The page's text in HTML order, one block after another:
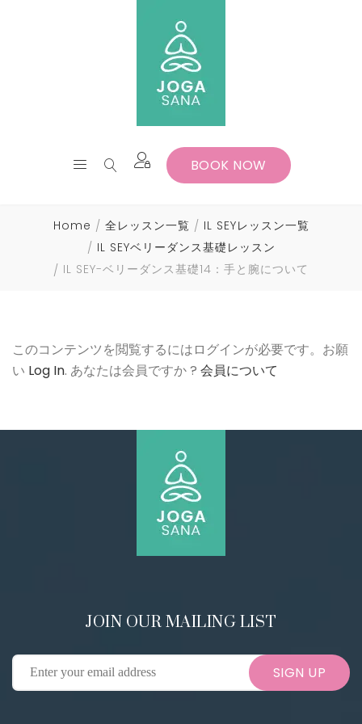
BOOK NOW
Home 全レッスン一覧
IL SEYレッスン一覧
IL SEYベリーダンス基礎レッスン
IL SEY-ベリーダンス基礎14：手と腕について
このコンテンツを閲覧するにはログインが必要です。お願
い Log In. あなたは会員ですか ? 会員について
JOIN OUR MAILING LIST
SIGN UP